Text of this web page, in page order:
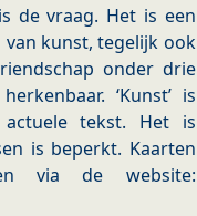
de vraag. Het is een
kunst, tegelijk ook
onder drie
‘Kunst’ is
tekst. Het is
is beperkt. Kaarten
via de website: